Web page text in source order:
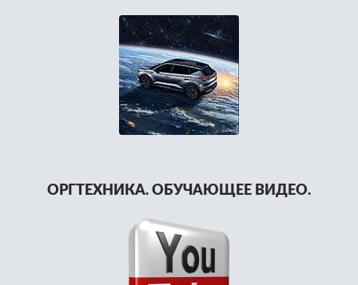
ОРГТЕХНИКА. ОБУЧАЮЩЕЕ ВИДЕО.